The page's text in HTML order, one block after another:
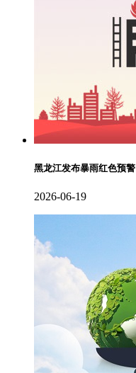
黑龙江发布暴雨红色预警
2026-06-19